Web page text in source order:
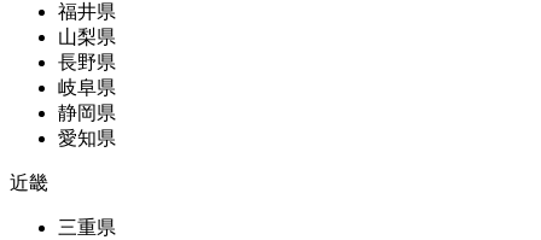
福井県
山梨県
長野県
岐阜県
静岡県
愛知県
近畿
三重県